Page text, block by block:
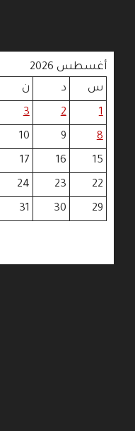
أغسطس 2026
س
د ن
1
2
3
8
9
10
15
16
17
22
23
24
29
30
31